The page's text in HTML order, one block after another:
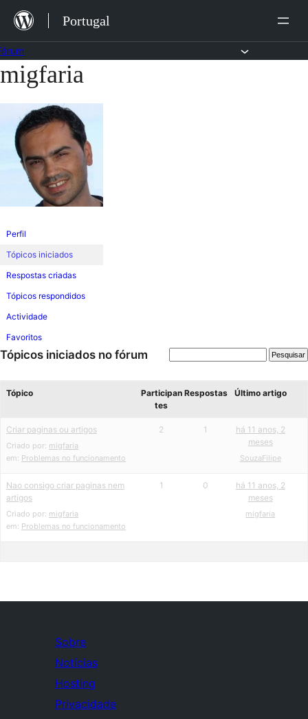
Saltar
para
o
conteúdo
Portugal
Saltar
conteúdo
migfaria
Perfil
Tópicos iniciados
Respostas criadas
Tópicos respondidos
Actividade
Favoritos
Tópicos iniciados no fórum
Tópico
Participan
tes
Respostas Último artigo
Criar paginas ou artigos
Criado por: migfaria
em: Problemas no funcionamento
2 1
há 11 anos, 2
meses
SouzaFilipe
Nao consigo criar paginas nem
artigos
Criado por: migfaria
em: Problemas no funcionamento
1 0
há 11 anos, 2
meses
migfaria
Sobre
Notícias
Hosting
Privacidade